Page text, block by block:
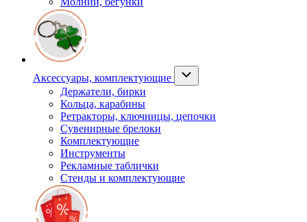
Аксессуары, комплектующие
Держатели, бирки
Кольца, карабины
Ретракторы, ключницы, цепочки
Сувенирные брелоки
Комплектующие
Инструменты
Рекламные таблички
Стенды и комплектующие